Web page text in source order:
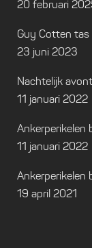
20 februari
Guy Cotten
23 juni 2023
Nachtelijk
11 januari 2022
Ankerperikelen
11 januari 2022
Ankerperikelen
19 april 2021